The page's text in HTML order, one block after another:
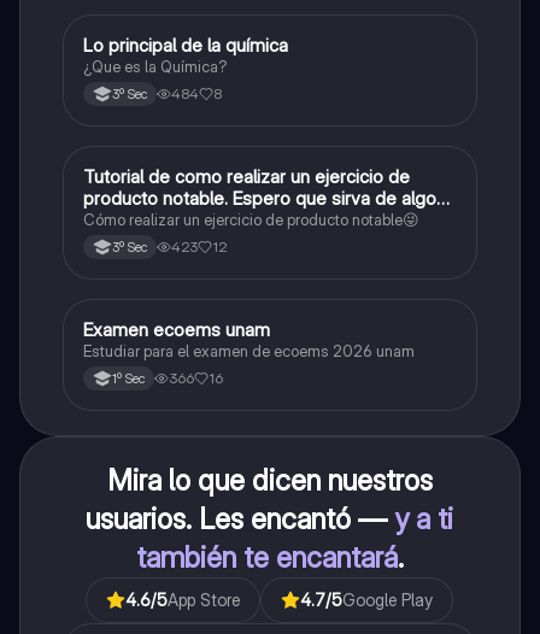
Química
Lo principal de la química
¿Que es la Química?
3º Sec 484 8
Matemáticas
Tutorial de como realizar un ejercicio de
producto notable. Espero que sirva de algo💕
😜
Cómo realizar un ejercicio de producto notable😜
3º Sec 423 12
Español
Examen ecoems unam
Estudiar para el examen de ecoems 2026 unam
1º Sec 366 16
Mira lo que dicen nuestros
usuarios. Les encantó —y a ti
también te encantará.
4.6/5App Store 4.7/5Google Play